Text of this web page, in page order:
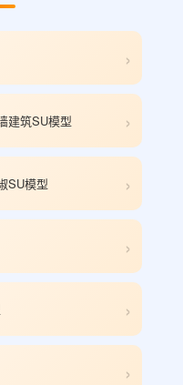
›
建筑SU模型 ›
SU模型 ›
›
›
›